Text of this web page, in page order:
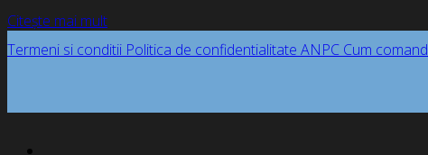
Citește mai mult
Termeni si conditii Politica de confidentialitate ANPC Cum comand